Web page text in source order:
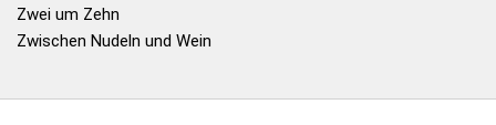
Zwei um Zehn
Zwischen Nudeln und Wein